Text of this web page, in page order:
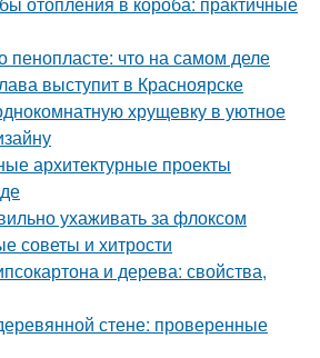
что на самом деле
выступит в Красноярске
хрущевку в уютное
архитектурные проекты
ухаживать за флоксом
советы и хитрости
и дерева: свойства,
стене: проверенные